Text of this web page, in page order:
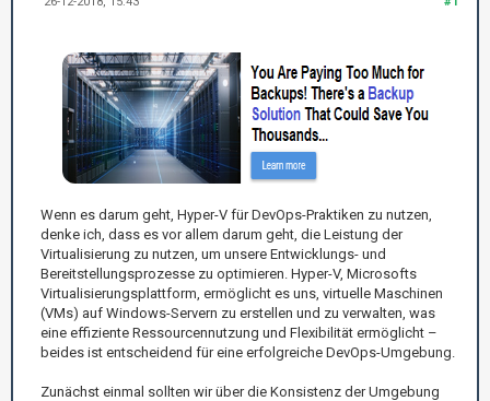
Wenn es darum geht, Hyper-V für DevOps-Praktiken zu nutzen,
denke ich, dass es vor allem darum geht, die Leistung der
Virtualisierung zu nutzen, um unsere Entwicklungs- und
Bereitstellungsprozesse zu optimieren. Hyper-V, Microsofts
Virtualisierungsplattform, ermöglicht es uns, virtuelle Maschinen
(VMs) auf Windows-Servern zu erstellen und zu verwalten, was
eine effiziente Ressourcennutzung und Flexibilität ermöglicht –
beides ist entscheidend für eine erfolgreiche DevOps-Umgebung.
Zunächst einmal sollten wir über die Konsistenz der Umgebung